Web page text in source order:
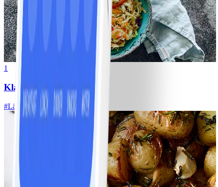
1
Klassisk vitkålssallad
#Lätt 20 MIN